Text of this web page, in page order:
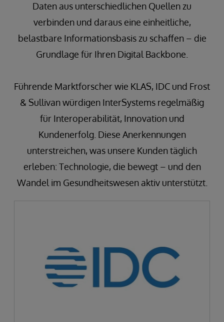
Daten aus unterschiedlichen Quellen zu
verbinden und daraus eine einheitliche,
belastbare Informationsbasis zu schaffen – die
Grundlage für Ihren Digital Backbone.
Führende Marktforscher wie KLAS, IDC und Frost
& Sullivan würdigen InterSystems regelmäßig
für Interoperabilität, Innovation und
Kundenerfolg. Diese Anerkennungen
unterstreichen, was unsere Kunden täglich
erleben: Technologie, die bewegt – und den
Wandel im Gesundheitswesen aktiv unterstützt.